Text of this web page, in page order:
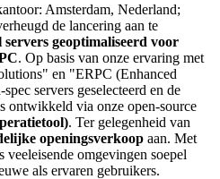
Amsterdam, Nederland;
de lancering aan te
servers geoptimaliseerd voor
. Op basis van onze ervaring met
en "ERPC (Enhanced
servers geselecteerd en de
ontwikkeld via onze open-source
. Ter gelegenheid van
openingsverkoop aan. Met
veeleisende omgevingen soepel
als ervaren gebruikers.